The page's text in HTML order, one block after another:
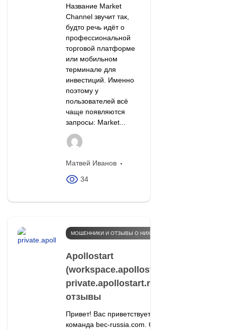
Название Market
Channel звучит так,
будто речь идёт о
профессиональной
торговой платформе
или мобильном
терминале для
инвестиций. Именно
поэтому у
пользователей всё
чаще появляются
запросы: Market...
Матвей Иванов
34
МОШЕННИКИ И ОТЗЫВЫ О НИХ
Apollostart
(workspace.apollostart.ru,
private.apollostart.ru) –
отзывы
Привет! Вас приветствует
команда bec-russia.com. Сегодня